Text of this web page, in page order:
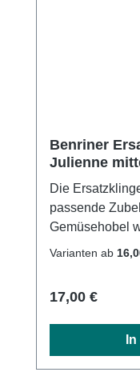
Benriner
Julienne
Die
passende
Gemüsehobel
und Benriner
Klingenformen
cm14,5 x 2 cm
Varianten ab
Regulärer
17,00 €